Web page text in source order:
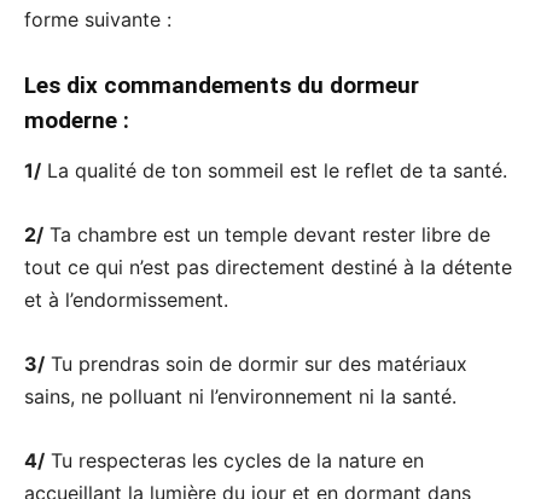
forme suivante :
Les dix commandements du dormeur
moderne :
1/ La qualité de ton sommeil est le reflet de ta santé.
2/ Ta chambre est un temple devant rester libre de
tout ce qui n’est pas directement destiné à la détente
et à l’endormissement.
3/ Tu prendras soin de dormir sur des matériaux
sains, ne polluant ni l’environnement ni la santé.
4/ Tu respecteras les cycles de la nature en
accueillant la lumière du jour et en dormant dans